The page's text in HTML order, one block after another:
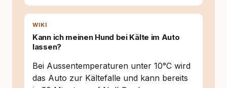
werden. Ich recherchiere Themen, plane
Inhalte, schreibe Artikel, begleite Gastbeiträge
die Social-Media-Kanäle. Mein Blick richtet
sich dabei immer auf das grosse Ganze:
Fragen stehen dahinter? Und wie lassen sich
Inhalte so aufbereiten, dass sie verständlich,
fundiert und für unsere Leser wirklich
WIKI
Kann ich meinen Hund bei Kälte im Auto
lassen?
Bei Aussentemperaturen unter 10°C wird
das Auto zur Kältefalle und kann bereits